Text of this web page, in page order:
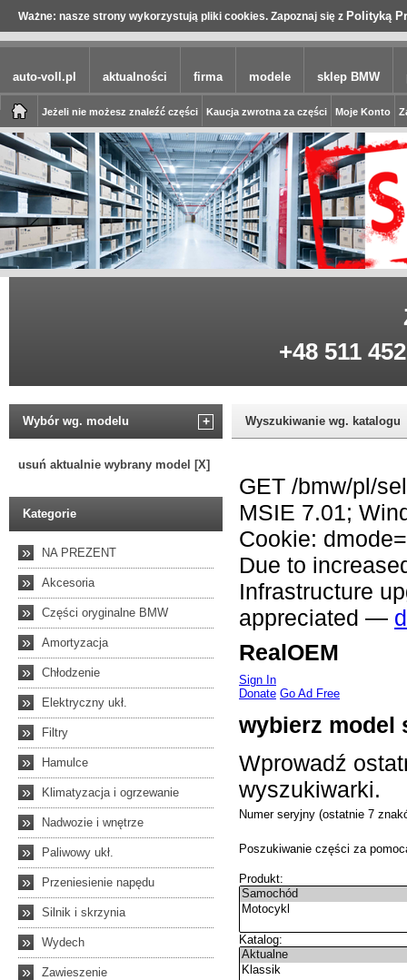
Ważne: nasze strony wykorzystują pliki cookies. Zapoznaj się z Polityką
auto-voll.pl aktualności firma modele sklep BMW
Jeżeli nie możesz znaleźć części Kaucja zwrotna za części Moje Konto
+48 511
Wybór wg. modelu +
usuń aktualnie wybrany model [X]
Kategorie
» NA PREZENT
» Akcesoria
» Części oryginalne BMW
» Amortyzacja
» Chłodzenie
» Elektryczny ukł.
» Filtry
» Hamulce
» Klimatyzacja i ogrzewanie
» Nadwozie i wnętrze
» Paliwowy ukł.
» Przeniesienie napędu
» Silnik i skrzynia
» Wydech
» Zawieszenie
Wyszukiwanie wg. katalogu